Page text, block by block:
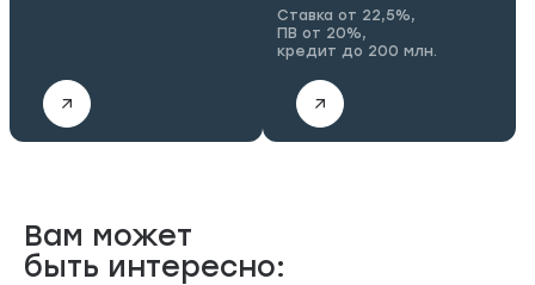
Ставка от 22,5%,
ПВ от 20%,
кредит до 200 млн.
Вам может
быть интересно: